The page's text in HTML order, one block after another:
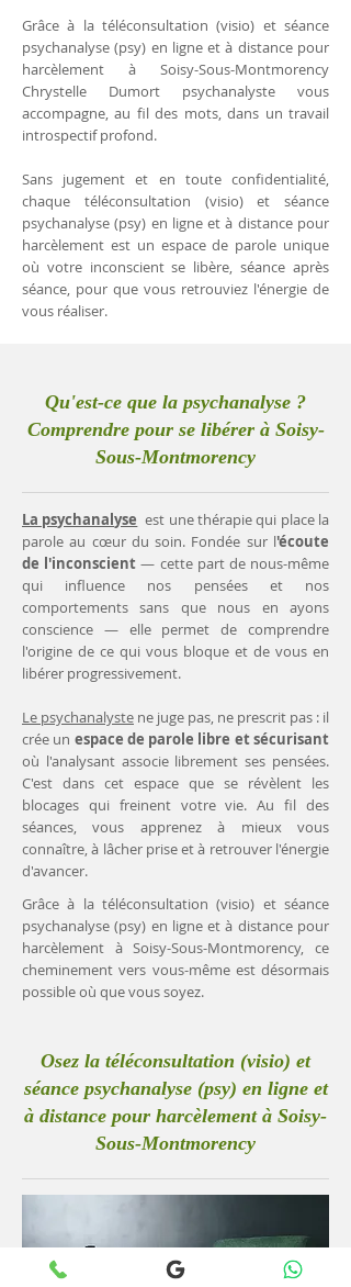
Grâce à la téléconsultation (visio) et séance
psychanalyse (psy) en ligne et à distance pour
harcèlement à Soisy-Sous-Montmorency
Chrystelle Dumort psychanalyste vous
accompagne, au fil des mots, dans un travail
introspectif profond.
Sans jugement et en toute confidentialité,
chaque téléconsultation (visio) et séance
psychanalyse (psy) en ligne et à distance pour
harcèlement est un espace de parole unique
où votre inconscient se libère, séance après
séance, pour que vous retrouviez l'énergie de
vous réaliser.
Qu'est-ce que la psychanalyse ?
Comprendre pour se libérer à Soisy-
Sous-Montmorency
La psychanalyse est une thérapie qui place la
parole au cœur du soin. Fondée sur l'écoute
de l'inconscient— cette part de nous-même
qui influence nos pensées et nos
comportements sans que nous en ayons
conscience — elle permet de comprendre
l'origine de ce qui vous bloque et de vous en
libérer progressivement.
Le psychanalyste ne juge pas, ne prescrit pas : il
crée un espace de parole libre et sécurisant
où l'analysant associe librement ses pensées.
C'est dans cet espace que se révèlent les
blocages qui freinent votre vie. Au fil des
séances, vous apprenez à mieux vous
connaître, à lâcher prise et à retrouver l'énergie
d'avancer.
Grâce à la téléconsultation (visio) et séance
psychanalyse (psy) en ligne et à distance pour
harcèlement à Soisy-Sous-Montmorency, ce
cheminement vers vous-même est désormais
possible où que vous soyez.
Osez la téléconsultation (visio) et
séance psychanalyse (psy) en ligne et
à distance pour harcèlement à Soisy-
Sous-Montmorency